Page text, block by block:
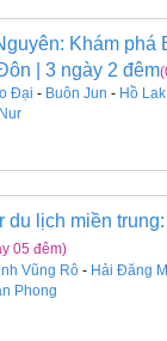
Khám phá
| 3 ngày 2 đêm
Đại - Buôn Jun - Hồ Lak
du lịch miền
05 đêm)
Vũng Rô - Hải Đăng
Phong